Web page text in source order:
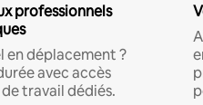
professionnels
en déplacement ?
avec accès
travail dédiés.